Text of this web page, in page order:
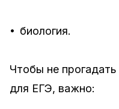
• биология.
Чтобы не
для ЕГЭ, важно: